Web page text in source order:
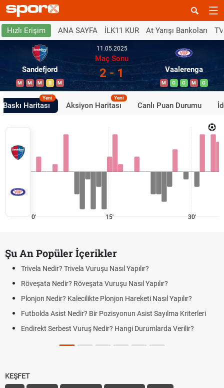
Hızlı Erişim ANA SAYFA İLK11 KUR At Yarışı Bankoları
Sandefjord
M M M B M
11.05.2025
Maç Sonu
2 - 1 Vaalerenga
M G G M G
Baskı Haritası
Yeni
Aksiyon Haritası
Yeni
Canlı Puan Durumu
0' 15' 30'
Şu An Popüler İçerikler
Trivela Nedir? Trivela Vuruşu Nasıl Yapılır?
Röveşata Nedir? Röveşata Vuruşu Nasıl Yapılır?
Plonjon Nedir? Kalecilikte Plonjon Hareketi Nasıl Yapılır?
Futbolda Asist Nedir? Bir Pozisyonun Asist Sayılma Kriterleri
Endirekt Serbest Vuruş Nedir? Hangi Durumlarda Verilir?
KEŞFET